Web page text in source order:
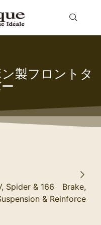
製フロントタ
Spider & 166 Brake,
& Reinforce